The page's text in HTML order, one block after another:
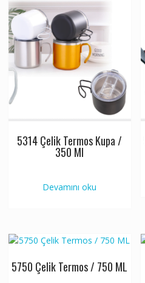
5314 Çelik Termos Kupa /
350 Ml
Devamını oku
5750 Çelik Termos / 750 ML